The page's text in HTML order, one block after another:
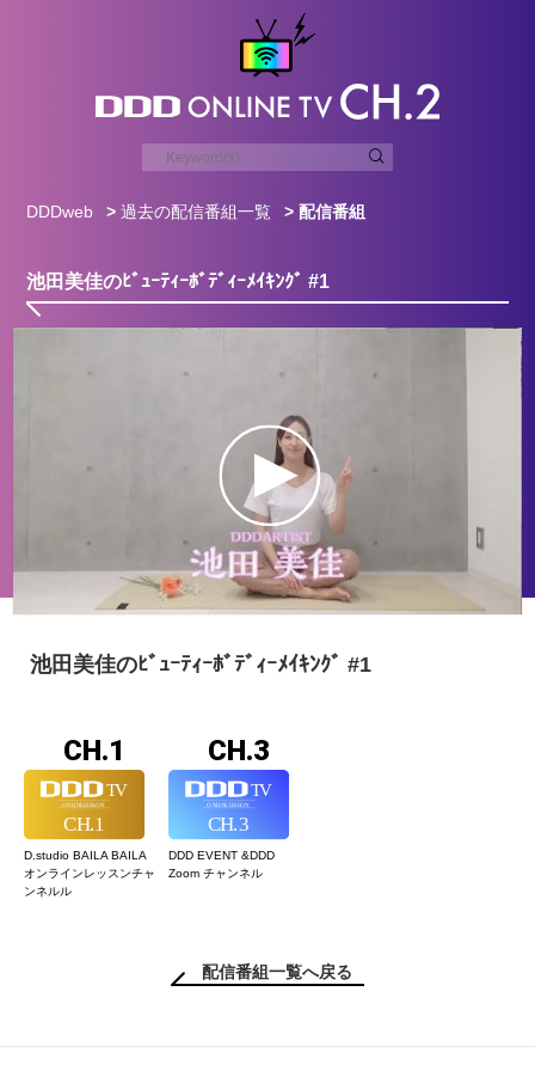
DDDweb >過去の配信番組一覧 > 配信番組
池田美佳のﾋﾞｭｰﾃｨｰﾎﾞﾃﾞｨｰﾒｲｷﾝｸﾞ #1
池田美佳のﾋﾞｭｰﾃｨｰﾎﾞﾃﾞｨｰﾒｲｷﾝｸﾞ #1
CH.1
D.studio BAILA BAILA
オンラインレッスンチャ
ンネルル
CH.3
DDD EVENT &DDD
Zoom チャンネル
配信番組一覧へ戻る